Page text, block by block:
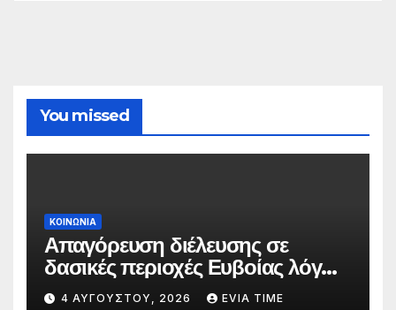
You missed
ΚΟΙΝΩΝΙΑ
Απαγόρευση διέλευσης σε
δασικές περιοχές Ευβοίας λόγω
πολύ υψηλού κινδύνου
4 ΑΥΓΟΎΣΤΟΥ, 2026 EVIA TIME